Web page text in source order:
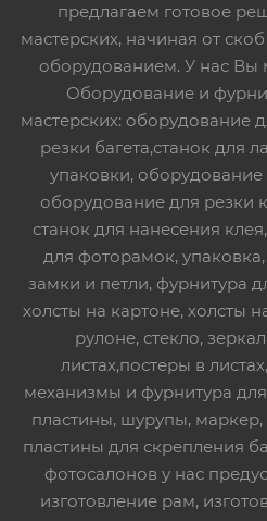
предлагаем готовое
мастерских, начиная от
оборудованием. У нас Вы
Оборудование и
мастерских: оборудование
резки багета,станок для
упаковки, оборудование
оборудование для резки
станок для нанесения
для фоторамок,
замки и петли, фурнитура
холсты на картоне, холсты
рулоне, стекло,
листах,постеры в
механизмы и фурнитура
пластины, шурупы, маркер,
пластины для скрепления
фотосалонов у нас
изготовление рам,